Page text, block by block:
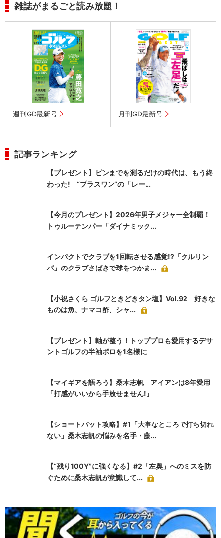
雑誌がまるごと読み放題！
週刊GD最新号 月刊GD最新号
記事ランキング
【プレゼント】ピンまでを測るだけの時代は、もう終
わった! “プラスワン”の「レー...
【今月のプレゼント】2026年男子メジャー全制覇！
トゥルーテンパー「ダイナミック...
インパクトでクラブを1回転させる感覚!?「クルリン
パ」のクラブさばきで球をつかま...
【小祝さくら ゴルフときどきタン塩】Vol.92 好きな
ものは魚、ナマコ酢、シャ...
【プレゼント】軸が整う！トッププロも愛用するデサ
ントゴルフの半袖ポロを1名様に
【マイギアを語ろう】桑木志帆 アイアンは8年愛用
「打感がいいから手放せません!」
【ショートパット攻略】#1「大事なところで打ち切れ
ない」桑木志帆の悩みを名手・藤...
【“残り100Y”に強くなる】#2「左奥」へのミスを防
ぐために桑木志帆が意識して...